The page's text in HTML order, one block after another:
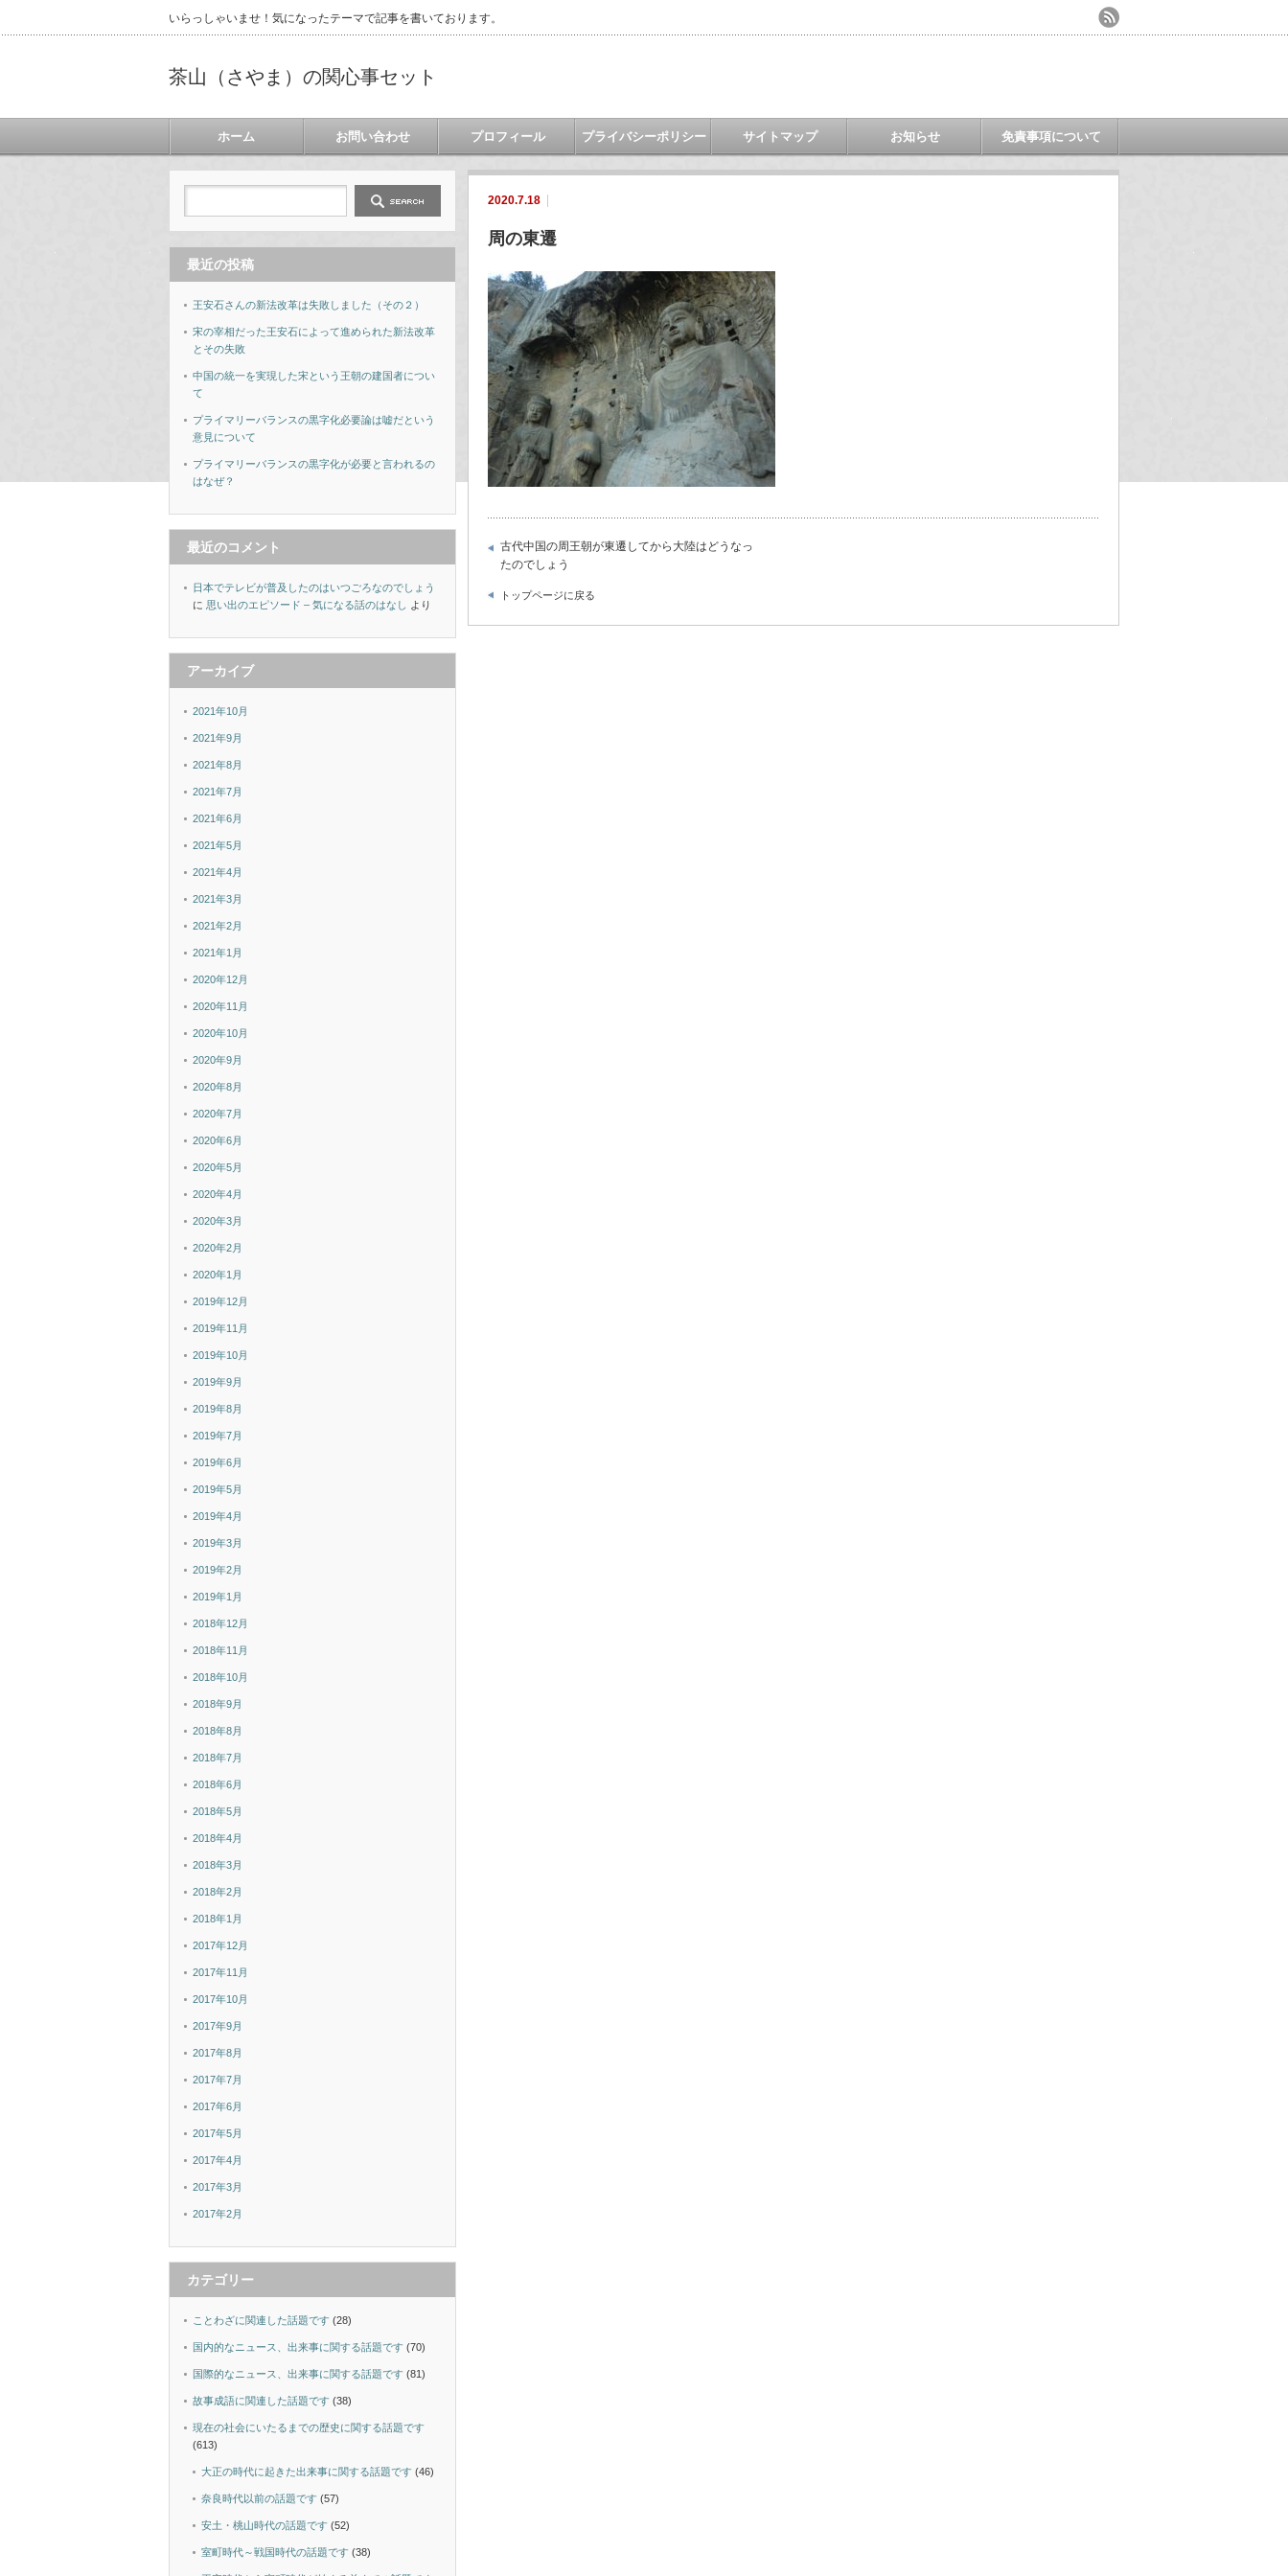
いらっしゃいませ！気になったテーマで記事を書いております。
茶山（さやま）の関心事セット
ホーム お問い合わせ プロフィール プライバシーポリシー サイトマップ お知らせ 免責事項について
2020.7.18
周の東遷
古代中国の周王朝が東遷してから大陸はどうなっ
たのでしょう
トップページに戻る
最近の投稿
王安石さんの新法改革は失敗しました（その２）
宋の宰相だった王安石によって進められた新法改革
とその失敗
中国の統一を実現した宋という王朝の建国者につい
て
プライマリーバランスの黒字化必要論は嘘だという
意見について
プライマリーバランスの黒字化が必要と言われるの
はなぜ？
最近のコメント
日本でテレビが普及したのはいつごろなのでしょう
に 思い出のエピソード – 気になる話のはなし より
アーカイブ
2021年10月
2021年9月
2021年8月
2021年7月
2021年6月
2021年5月
2021年4月
2021年3月
2021年2月
2021年1月
2020年12月
2020年11月
2020年10月
2020年9月
2020年8月
2020年7月
2020年6月
2020年5月
2020年4月
2020年3月
2020年2月
2020年1月
2019年12月
2019年11月
2019年10月
2019年9月
2019年8月
2019年7月
2019年6月
2019年5月
2019年4月
2019年3月
2019年2月
2019年1月
2018年12月
2018年11月
2018年10月
2018年9月
2018年8月
2018年7月
2018年6月
2018年5月
2018年4月
2018年3月
2018年2月
2018年1月
2017年12月
2017年11月
2017年10月
2017年9月
2017年8月
2017年7月
2017年6月
2017年5月
2017年4月
2017年3月
2017年2月
カテゴリー
ことわざに関連した話題です (28)
国内的なニュース、出来事に関する話題です (70)
国際的なニュース、出来事に関する話題です (81)
故事成語に関連した話題です (38)
現在の社会にいたるまでの歴史に関する話題です
(613)
大正の時代に起きた出来事に関する話題です (46)
奈良時代以前の話題です (57)
安土・桃山時代の話題です (52)
室町時代～戦国時代の話題です (38)